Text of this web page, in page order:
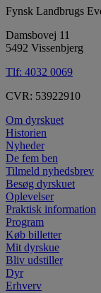
Fynsk Landbrugs
Damsbovej 11
5492 Vissenbjerg
Tlf: 4032 0069
CVR: 53922910
Om dyrskuet
Historien
Nyheder
De fem ben
Tilmeld nyhedsbrev
Besøg dyrskuet
Oplevelser
Praktisk information
Program
Køb billetter
Mit dyrskue
Bliv udstiller
Dyr
Erhverv